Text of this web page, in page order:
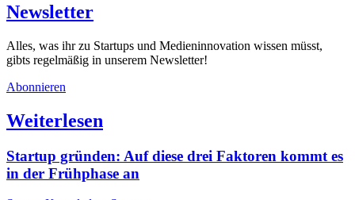
Newsletter
Alles, was ihr zu Startups und Medieninnovation wissen müsst,
gibts regelmäßig in unserem Newsletter!
Abonnieren
Weiterlesen
Startup gründen: Auf diese drei Faktoren kommt es
in der Frühphase an